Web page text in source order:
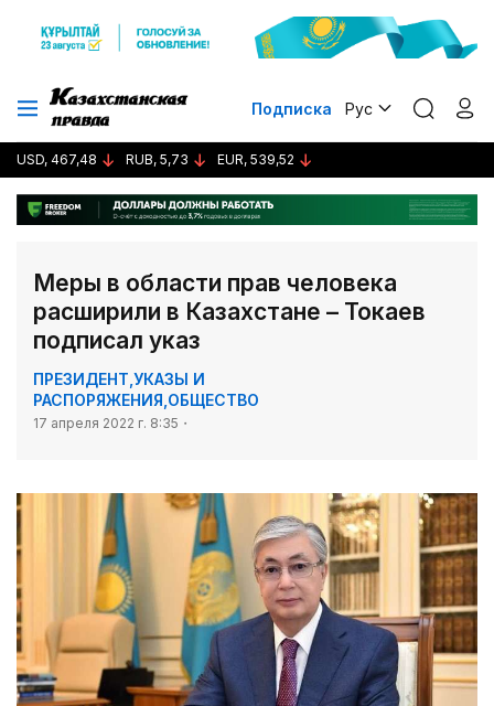
Подписка Рус
USD, 467,48 RUB, 5,73 EUR, 539,52
Меры в области прав человека
расширили в Казахстане – Токаев
подписал указ
ПРЕЗИДЕНТ УКАЗЫ И
РАСПОРЯЖЕНИЯ ОБЩЕСТВО
17 апреля 2022 г. 8:35